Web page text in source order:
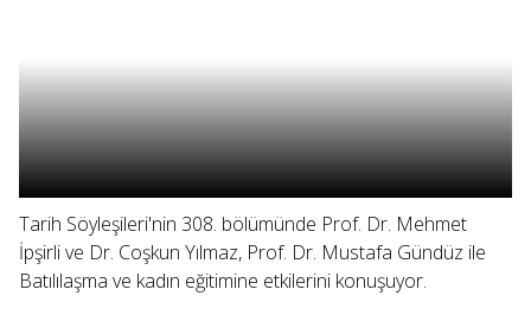
Tarih Söyleşileri'nin 308. bölümünde Prof. Dr. Mehmet
İpşirli ve Dr. Coşkun Yılmaz, Prof. Dr. Mustafa Gündüz ile
Batılılaşma ve kadın eğitimine etkilerini konuşuyor.